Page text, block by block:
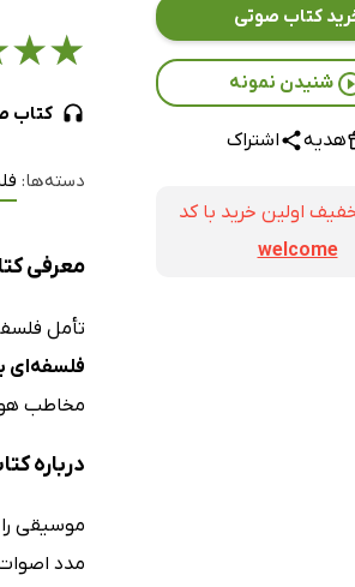
کتاب صوتی
شنیدن نمونه
هدیه اشتراک
welcome
★
★
کتاب
دسته‌ها:
معرفی
تأمل
فلسفه‌ای
مخاطب
درباره
موسیقی
مدد